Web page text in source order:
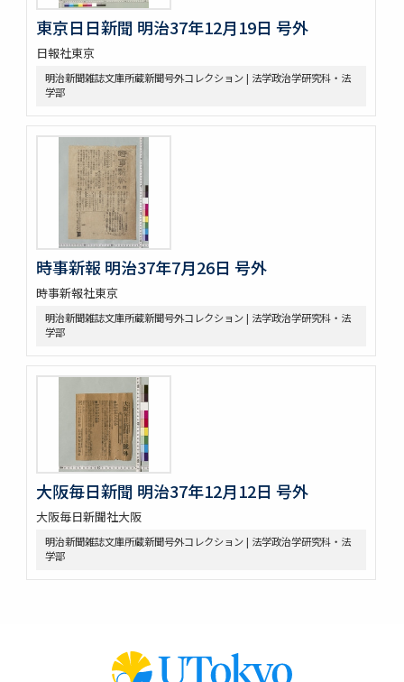
東京日日新聞 明治37年12月19日 号外
日報社東京
明治新聞雑誌文庫所蔵新聞号外コレクション | 法学政治学研究科・法
学部
時事新報 明治37年7月26日 号外
時事新報社東京
明治新聞雑誌文庫所蔵新聞号外コレクション | 法学政治学研究科・法
学部
大阪毎日新聞 明治37年12月12日 号外
大阪毎日新聞社大阪
明治新聞雑誌文庫所蔵新聞号外コレクション | 法学政治学研究科・法
学部